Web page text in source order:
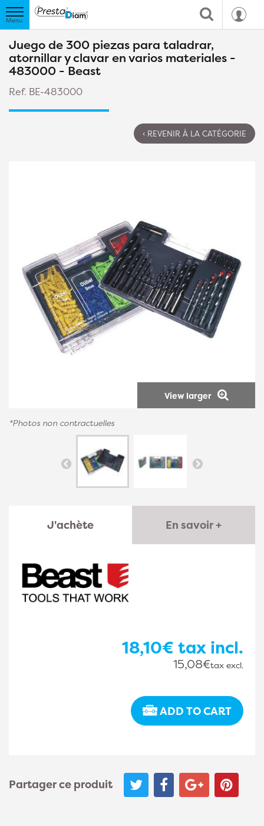
Juego de 300 piezas para taladrar,
atornillar y clavar en varios materiales -
483000 - Beast
Ref. BE-483000
‹ REVENIR À LA CATÉGORIE
View larger
*Photos non contractuelles
J'achète En savoir +
18,10€ tax incl.
15,08€tax excl.
ADD TO CART
Partager ce produit